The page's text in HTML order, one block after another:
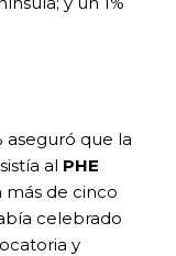
aseguró que la
al PHE
más de cinco
celebrado
y